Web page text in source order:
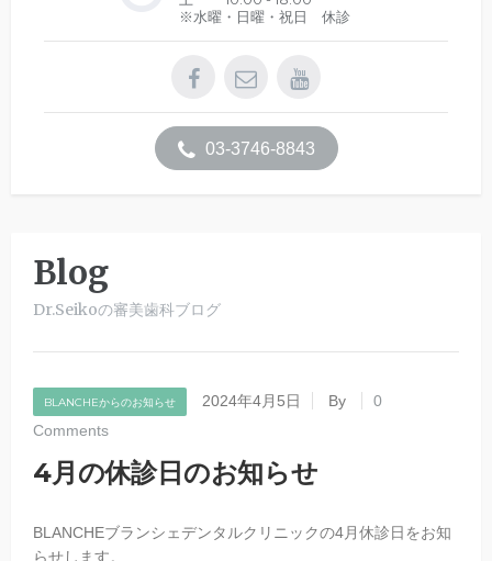
※水曜・日曜・祝日 休診
03-3746-8843
Blog
Dr.Seikoの審美歯科ブログ
BLANCHEからのお知らせ 2024年4月5日 By
0
Comments
4月の休診日のお知らせ
BLANCHEブランシェデンタルクリニックの4月休診日をお知
らせします。